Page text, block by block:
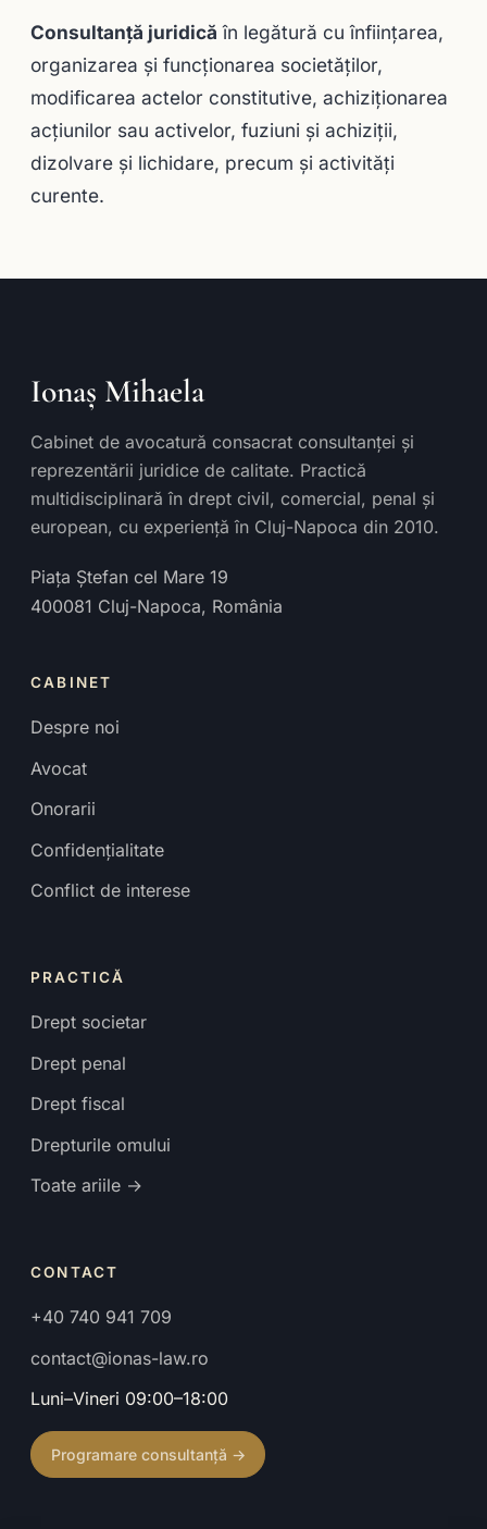
Consultanţă juridică în legătură cu înfiinţarea,
organizarea şi funcţionarea societăţilor,
modificarea actelor constitutive, achiziţionarea
acţiunilor sau activelor, fuziuni şi achiziţii,
dizolvare şi lichidare, precum şi activităţi
curente.
Ionaș Mihaela
Cabinet de avocatură consacrat consultanței și
reprezentării juridice de calitate. Practică
multidisciplinară în drept civil, comercial, penal și
european, cu experiență în Cluj-Napoca din 2010.
Piața Ștefan cel Mare 19
400081 Cluj-Napoca, România
CABINET
Despre noi
Avocat
Onorarii
Confidențialitate
Conflict de interese
PRACTICĂ
Drept societar
Drept penal
Drept fiscal
Drepturile omului
Toate ariile →
CONTACT
+40 740 941 709
contact@ionas-law.ro
Luni–Vineri 09:00–18:00
Programare consultanță →